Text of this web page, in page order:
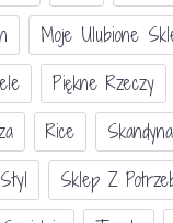
Moje Ulubione
Piękne Rzeczy
Rice
Sklep Z